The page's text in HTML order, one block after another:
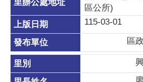
區公所)
115-03-01
區